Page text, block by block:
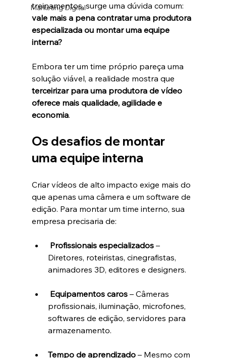
Marketing Digital
treinamentos, surge uma dúvida comum:
vale mais a pena contratar uma produtora
especializada ou montar uma equipe
interna?
Embora ter um time próprio pareça uma
solução viável, a realidade mostra que
terceirizar para uma produtora de vídeo
oferece mais qualidade, agilidade e
economia.
Os desafios de montar
uma equipe interna
Criar vídeos de alto impacto exige mais do
que apenas uma câmera e um software de
edição. Para montar um time interno, sua
empresa precisaria de:
Profissionais especializados –
Diretores, roteiristas, cinegrafistas,
animadores 3D, editores e designers.
Equipamentos caros – Câmeras
profissionais, iluminação, microfones,
softwares de edição, servidores para
armazenamento.
Tempo de aprendizado – Mesmo com